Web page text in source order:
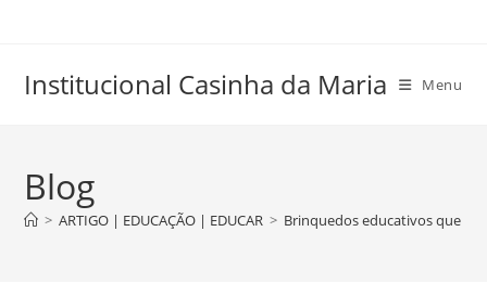
Institucional Casinha da Maria Menu
Blog
> ARTIGO | EDUCAÇÃO | EDUCAR > Brinquedos educativos que